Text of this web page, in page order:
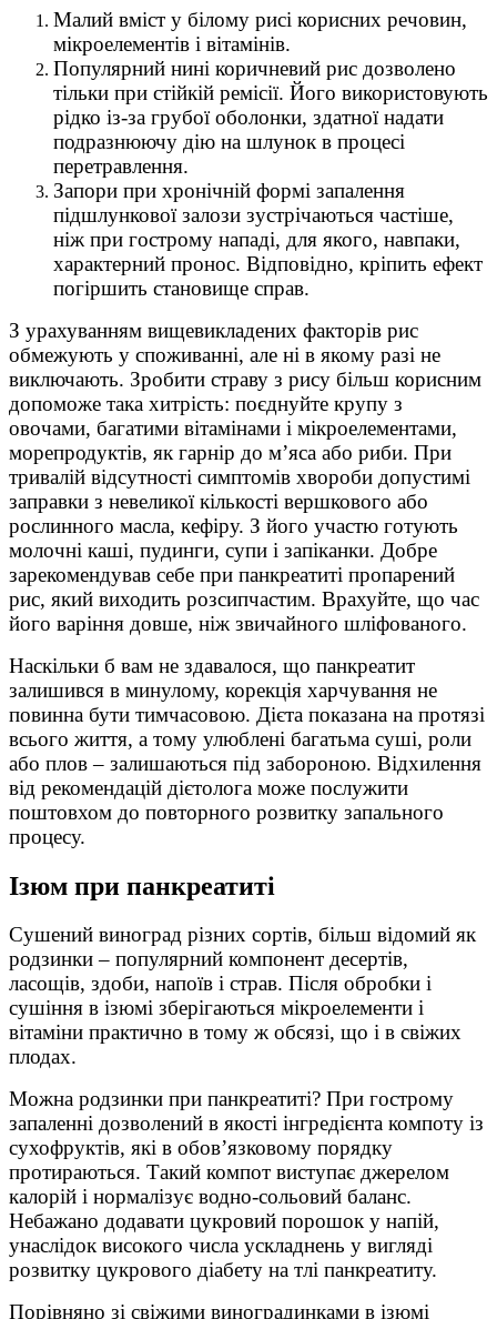
Малий вміст у білому рисі корисних речовин,
мікроелементів і вітамінів.
Популярний нині коричневий рис дозволено
тільки при стійкій ремісії. Його використовують
рідко із-за грубої оболонки, здатної надати
подразнюючу дію на шлунок в процесі
перетравлення.
Запори при хронічній формі запалення
підшлункової залози зустрічаються частіше,
ніж при гострому нападі, для якого, навпаки,
характерний пронос. Відповідно, кріпить ефект
погіршить становище справ.
З урахуванням вищевикладених факторів рис
обмежують у споживанні, але ні в якому разі не
виключають. Зробити страву з рису більш корисним
допоможе така хитрість: поєднуйте крупу з
овочами, багатими вітамінами і мікроелементами,
морепродуктів, як гарнір до м’яса або риби. При
тривалій відсутності симптомів хвороби допустимі
заправки з невеликої кількості вершкового або
рослинного масла, кефіру. З його участю готують
молочні каші, пудинги, супи і запіканки. Добре
зарекомендував себе при панкреатиті пропарений
рис, який виходить розсипчастим. Врахуйте, що час
його варіння довше, ніж звичайного шліфованого.
Наскільки б вам не здавалося, що панкреатит
залишився в минулому, корекція харчування не
повинна бути тимчасовою. Дієта показана на протязі
всього життя, а тому улюблені багатьма суші, роли
або плов – залишаються під забороною. Відхилення
від рекомендацій дієтолога може послужити
поштовхом до повторного розвитку запального
процесу.
Ізюм при панкреатиті
Сушений виноград різних сортів, більш відомий як
родзинки – популярний компонент десертів,
ласощів, здоби, напоїв і страв. Після обробки і
сушіння в ізюмі зберігаються мікроелементи і
вітаміни практично в тому ж обсязі, що і в свіжих
плодах.
Можна родзинки при панкреатиті? При гострому
запаленні дозволений в якості інгредієнта компоту із
сухофруктів, які в обов’язковому порядку
протираються. Такий компот виступає джерелом
калорій і нормалізує водно-сольовий баланс.
Небажано додавати цукровий порошок у напій,
унаслідок високого числа ускладнень у вигляді
розвитку цукрового діабету на тлі панкреатиту.
Порівняно зі свіжими виноградинками в ізюмі